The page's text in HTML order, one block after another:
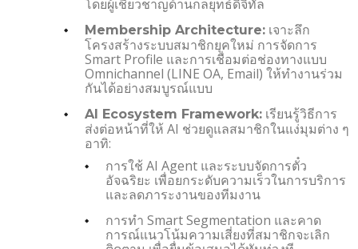
โดยผู้เชี่ยวชาญด้านกลยุทธ์ดิจิทัล
Membership Architecture: เจาะลึก
โครงสร้างระบบสมาชิกยุคใหม่ การจัดการ
Smart Profile และการเชื่อมต่อช่องทางแบบ
Omnichannel (LINE OA, Email) ให้ทำงานร่วม
กันได้อย่างสมบูรณ์แบบ
AI Ecosystem Framework: เรียนรู้วิธีการ
ส่งต่อหน้าที่ให้ AI ช่วยดูแลสมาชิกในแง่มุมต่าง ๆ
อาทิ:
การใช้ AI Agent และระบบจัดการตั๋ว
อัจฉริยะ เพื่อยกระดับความเร็วในการบริการ
และลดภาระงานของทีมงาน
การทำ Smart Segmentation และคาด
การณ์แนวโน้มความเสี่ยงที่สมาชิกจะเลิก